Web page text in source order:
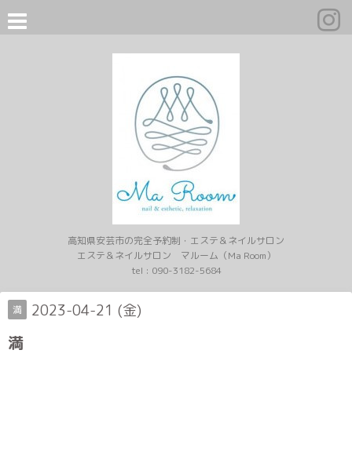
高知県安芸市の完全予約制・エステ＆ネイルサロン
エステ＆ネイルサロン マルーム（Ma Room）
tel : 090-3182-5684
満 2023-04-21 (金)
満